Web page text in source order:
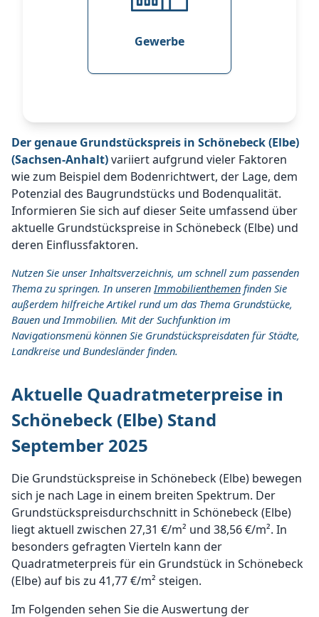
Gewerbe
Der genaue Grundstückspreis in Schönebeck (Elbe)
(Sachsen-Anhalt)variiert aufgrund vieler Faktoren
wie zum Beispiel dem Bodenrichtwert, der Lage, dem
Potenzial des Baugrundstücks und Bodenqualität.
Informieren Sie sich auf dieser Seite umfassend über
aktuelle Grundstückspreise in Schönebeck (Elbe) und
deren Einflussfaktoren.
Nutzen Sie unser Inhaltsverzeichnis, um schnell zum passenden
Thema zu springen. In unserenImmobilienthemen finden Sie
außerdem hilfreiche Artikel rund um das Thema Grundstücke,
Bauen und Immobilien. Mit der Suchfunktion im
Navigationsmenü können Sie Grundstückspreisdaten für Städte,
Landkreise und Bundesländer finden.
Aktuelle Quadratmeterpreise in
Schönebeck (Elbe) Stand
September 2025
Die Grundstückspreise in Schönebeck (Elbe) bewegen
sich je nach Lage in einem breiten Spektrum. Der
Grundstückspreisdurchschnitt in Schönebeck (Elbe)
liegt aktuell zwischen 27,31 €/m² und 38,56 €/m². In
besonders gefragten Vierteln kann der
Quadratmeterpreis für ein Grundstück in Schönebeck
(Elbe) auf bis zu 41,77 €/m² steigen.
Im Folgenden sehen Sie die Auswertung der